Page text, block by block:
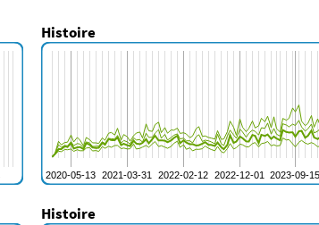
Histoire
Histoire